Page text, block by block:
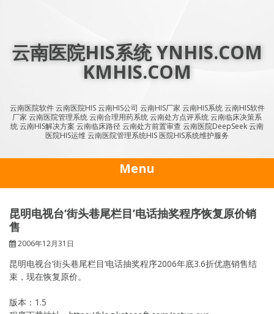
云南医院HIS系统 YNHIS.COM
KMHIS.COM
云南医院软件 云南医院HIS 云南HIS公司 云南HIS厂家 云南HIS系统 云南HIS软件
厂家 云南医院管理系统 云南合理用药系统 云南处方点评系统 云南临床决策系
统 云南HIS解决方案 云南临床路径 云南处方前置审查 云南医院DeepSeek 云南
医院HIS运维 云南医院管理系统HIS 医院HIS系统维护服务
Menu
昆明电视台‘街头巷尾栏目’电话抽奖程序恢复原价销
售
2006年12月31日
昆明电视台‘街头巷尾栏目’电话抽奖程序2006年底3.6折优惠销售结
束，现在恢复原价。
版本：1.5